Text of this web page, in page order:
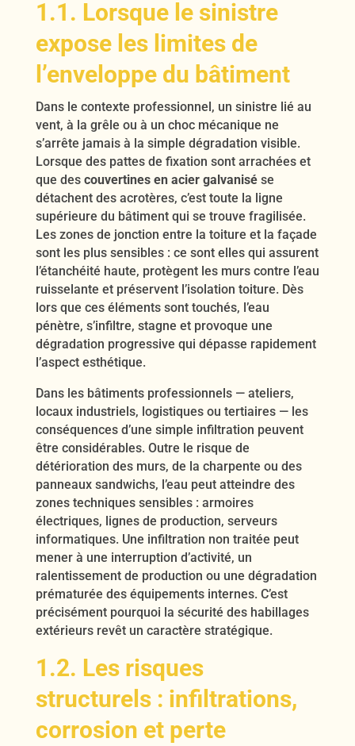
1.1. Lorsque le sinistre
expose les limites de
l’enveloppe du bâtiment
Dans le contexte professionnel, un sinistre lié au
vent, à la grêle ou à un choc mécanique ne
s’arrête jamais à la simple dégradation visible.
Lorsque des pattes de fixation sont arrachées et
que des couvertines en acier galvanisése
détachent des acrotères, c’est toute la ligne
supérieure du bâtiment qui se trouve fragilisée.
Les zones de jonction entre la toiture et la façade
sont les plus sensibles : ce sont elles qui assurent
l’étanchéité haute, protègent les murs contre l’eau
ruisselante et préservent l’isolation toiture. Dès
lors que ces éléments sont touchés, l’eau
pénètre, s’infiltre, stagne et provoque une
dégradation progressive qui dépasse rapidement
l’aspect esthétique.
Dans les bâtiments professionnels — ateliers,
locaux industriels, logistiques ou tertiaires — les
conséquences d’une simple infiltration peuvent
être considérables. Outre le risque de
détérioration des murs, de la charpente ou des
panneaux sandwichs, l’eau peut atteindre des
zones techniques sensibles : armoires
électriques, lignes de production, serveurs
informatiques. Une infiltration non traitée peut
mener à une interruption d’activité, un
ralentissement de production ou une dégradation
prématurée des équipements internes. C’est
précisément pourquoi la sécurité des habillages
extérieurs revêt un caractère stratégique.
1.2. Les risques
structurels : infiltrations,
corrosion et perte